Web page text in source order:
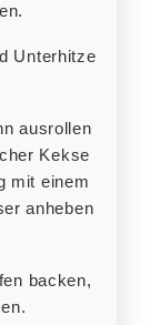
Kekse
mit einem
anheben